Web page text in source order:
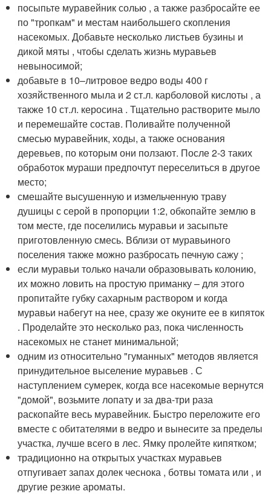
посыпьте муравейник солью , а также разбросайте ее
по "тропкам" и местам наибольшего скопления
насекомых. Добавьте несколько листьев бузины и
дикой мяты , чтобы сделать жизнь муравьев
невыносимой;
добавьте в 10–литровое ведро воды 400 г
хозяйственного мыла и 2 ст.л. карболовой кислоты , а
также 10 ст.л. керосина . Тщательно растворите мыло
и перемешайте состав. Поливайте полученной
смесью муравейник, ходы, а также основания
деревьев, по которым они ползают. После 2-3 таких
обработок мураши предпочтут переселиться в другое
место;
смешайте высушенную и измельченную траву
душицы с серой в пропорции 1:2, обкопайте землю в
том месте, где поселились муравьи и засыпьте
приготовленную смесь. Вблизи от муравьиного
поселения также можно разбросать печную сажу ;
если муравьи только начали образовывать колонию,
их можно ловить на простую приманку – для этого
пропитайте губку сахарным раствором и когда
муравьи набегут на нее, сразу же окуните ее в кипяток
. Проделайте это несколько раз, пока численность
насекомых не станет минимальной;
одним из относительно "гуманных" методов является
принудительное выселение муравьев . С
наступлением сумерек, когда все насекомые вернутся
"домой", возьмите лопату и за два-три раза
раскопайте весь муравейник. Быстро переложите его
вместе с обитателями в ведро и вынесите за пределы
участка, лучше всего в лес. Ямку пролейте кипятком;
традиционно на открытых участках муравьев
отпугивает запах долек чеснока , ботвы томата или , и
другие резкие ароматы.